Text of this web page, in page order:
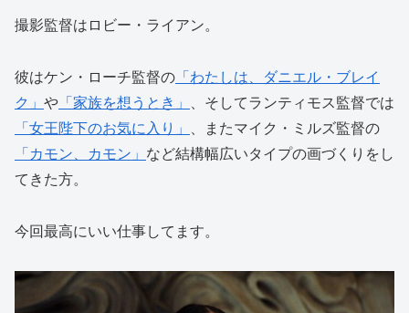
撮影監督はロビー・ライアン。
彼はケン・ローチ監督の 「わたしは、ダニエル・ブレイ
ク」 や 「家族を想うとき」
、そしてランティモス監督では
「女王陛下のお気に入り」
、またマイク・ミルズ監督の
「カモン、カモン」 など結構幅広いタイプの画づくりをし
てきた方。
今回最高にいい仕事してます。